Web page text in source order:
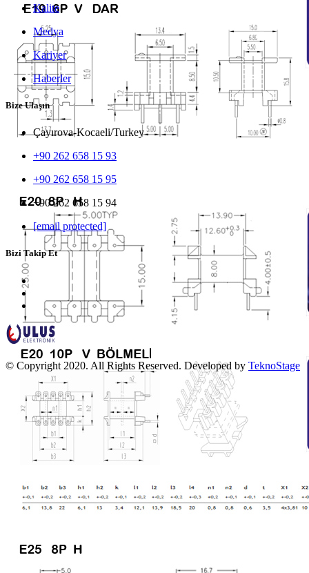
Kalite
Medya
Kariyer
Haberler
Bize Ulaşın
Çayırova-Kocaeli/Turkey
+90 262 658 15 93
+90 262 658 15 95
+90 262 658 15 94
[email protected]
Bizi Takip Et
© Copyright 2020. All Rights Reserved. Developed by TeknoStage